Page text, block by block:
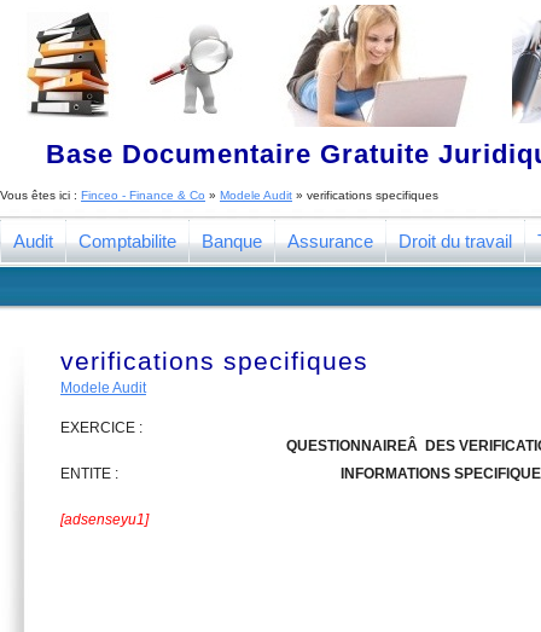
Base Documentaire Gratuite
Vous êtes ici : Finceo - Finance & Co » Modele Audit » verifications specifiques
Audit Comptabilite Banque Assurance Droit du travail
verifications specifiques
Modele Audit
EXERCICE :
QUESTIONNAIREÂ DES
INFORMATIONS
ENTITE :
[adsenseyu1]